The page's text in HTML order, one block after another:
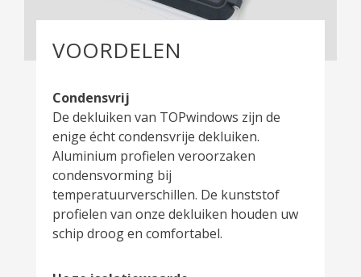
VOORDELEN
Condensvrij
De dekluiken van TOPwindows zijn de
enige écht condensvrije dekluiken.
Aluminium profielen veroorzaken
condensvorming bij
temperatuurverschillen. De kunststof
profielen van onze dekluiken houden uw
schip droog en comfortabel.